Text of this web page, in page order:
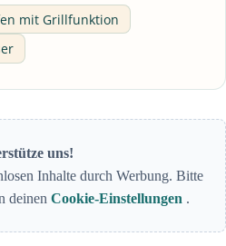
mit Grillfunktion
uns!
Inhalte durch Werbung. Bitte
deinen Cookie-Einstellungen .